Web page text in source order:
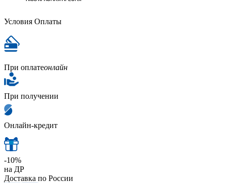
Условия Оплаты
При оплатеонлайн
При получении
Онлайн-кредит
-10%
на ДР
Доставка по России